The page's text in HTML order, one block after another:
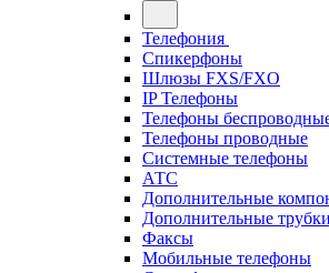
Телефония
Спикерфоны
Шлюзы FXS/FXO
IP Телефоны
Телефоны
Телефоны проводные
Системные телефоны
АТС
Дополнительные
Дополнительные трубки
Факсы
Мобильные телефоны